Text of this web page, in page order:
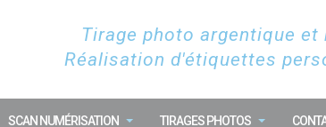
Tirage photo argentique et
Réalisation d'étiquettes
SCAN NUMÉRISATION TIRAGES PHOTOS